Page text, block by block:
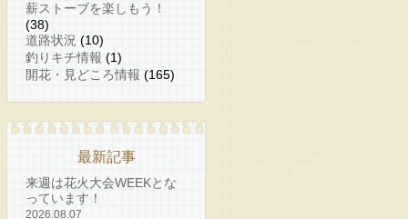
薪ストーブを楽しもう！
(38)
道路状況 (10)
釣りキチ情報 (1)
開花・見どころ情報 (165)
最新記事
来週は花火大会WEEKとな
っています！
2026.08.07